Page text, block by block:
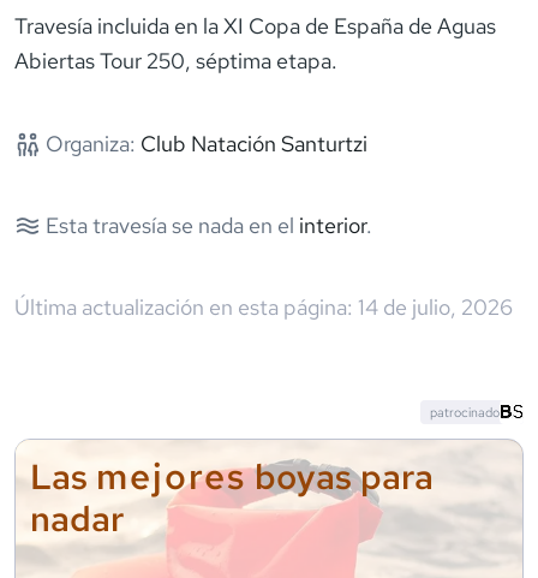
Travesía incluida en la XI Copa de España de Aguas
Abiertas Tour 250, séptima etapa.
Organiza: Club Natación Santurtzi
Esta travesía se nada en el interior.
Última actualización en esta página: 14 de julio, 2026
Las mejoresboyas para
nadar
patrocinado